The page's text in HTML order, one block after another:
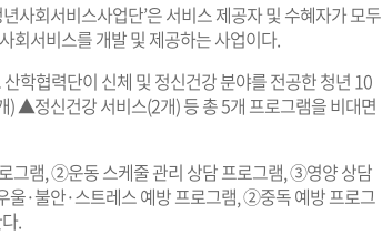
사회서비스사업단’은 서비스 제공자 및 수혜자가 모두
회서비스를 개발 및 제공하는 사업이다.
학협력단이 신체 및 정신건강 분야를 전공한 청년 10
▲정신건강 서비스(2개) 등 총 5개 프로그램을 비대면
램, ②운동 스케줄 관리 상담 프로그램, ③영양 상담
·불안·스트레스 예방 프로그램, ②중독 예방 프로그
.